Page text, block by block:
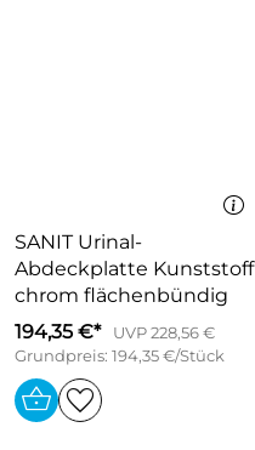
SANIT Urinal-
Abdeckplatte Kunststoff
chrom flächenbündig
194,35 €*
UVP 228,56 €
Grundpreis: 194,35 €/Stück